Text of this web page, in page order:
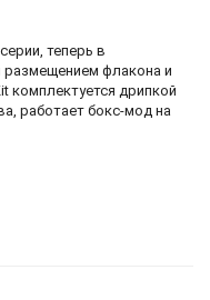
теперь в
флакона и
комплектуется дрипкой
работает бокс-мод на